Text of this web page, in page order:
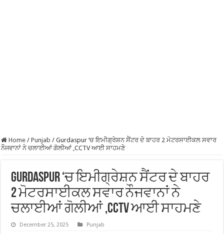
Home / Punjab / Gurdaspur ‘ਚ ਇਮੀਗ੍ਰੇਸ਼ਨ ਸੈਂਟਰ ਦੇ ਬਾਹਰ 2 ਮੋਟਰਸਾਈਕਲ ਸਵਾਰ
ਨੌਜਵਾਨਾਂ ਨੇ ਚਲਾਈਆਂ ਗੋਲੀਆਂ ,CCTV ਆਈ ਸਾਹਮਣੇ
Gurdaspur ‘ਚ ਇਮੀਗ੍ਰੇਸ਼ਨ ਸੈਂਟਰ ਦੇ ਬਾਹਰ
2 ਮੋਟਰਸਾਈਕਲ ਸਵਾਰ ਨੌਜਵਾਨਾਂ ਨੇ
ਚਲਾਈਆਂ ਗੋਲੀਆਂ ,CCTV ਆਈ ਸਾਹਮਣੇ
December 25, 2025 Punjab